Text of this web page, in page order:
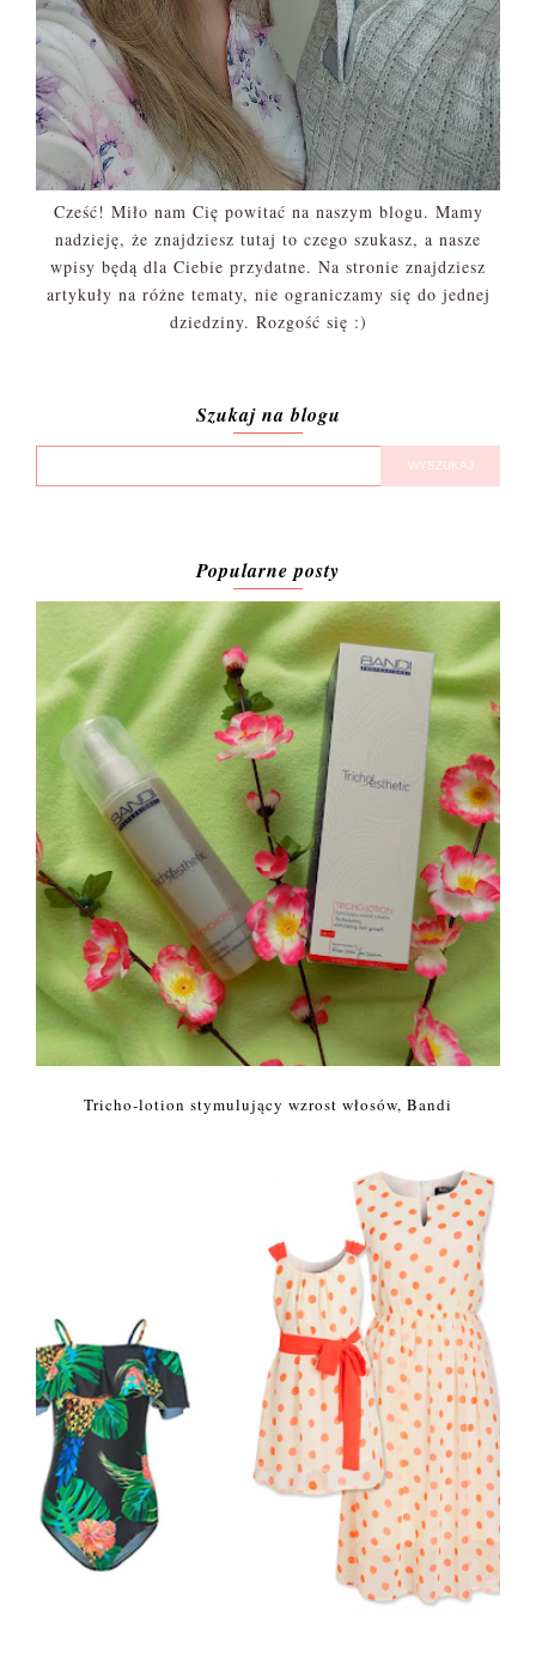
Cześć! Miło nam Cię powitać na naszym blogu. Mamy
nadzieję, że znajdziesz tutaj to czego szukasz, a nasze
wpisy będą dla Ciebie przydatne. Na stronie znajdziesz
artykuły na różne tematy, nie ograniczamy się do jednej
dziedziny. Rozgość się :)
Szukaj na blogu
Popularne posty
Tricho-lotion stymulujący wzrost włosów, Bandi